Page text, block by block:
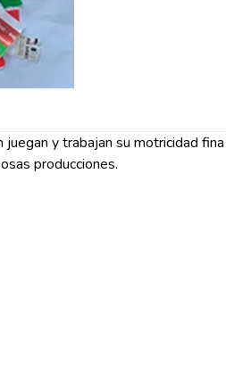
y trabajan su motricidad fina
producciones.